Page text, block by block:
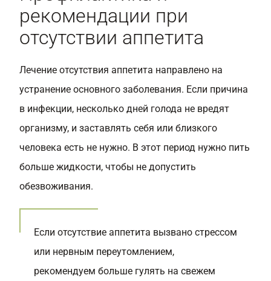
рекомендации при
отсутствии аппетита
Лечение отсутствия аппетита направлено на
устранение основного заболевания. Если причина
в инфекции, несколько дней голода не вредят
организму, и заставлять себя или близкого
человека есть не нужно. В этот период нужно пить
больше жидкости, чтобы не допустить
обезвоживания.
Если отсутствие аппетита вызвано стрессом
или нервным переутомлением,
рекомендуем больше гулять на свежем